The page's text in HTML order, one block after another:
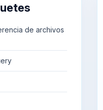
de archivos